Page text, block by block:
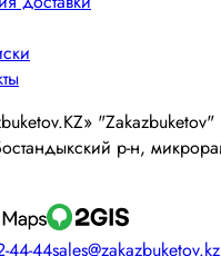
"Zakazbuketov"
р-н,
44-44sales@zakazbuketov.kz